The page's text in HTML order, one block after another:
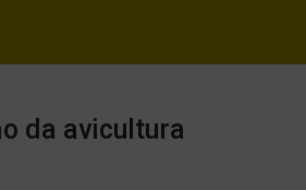
da avicultura